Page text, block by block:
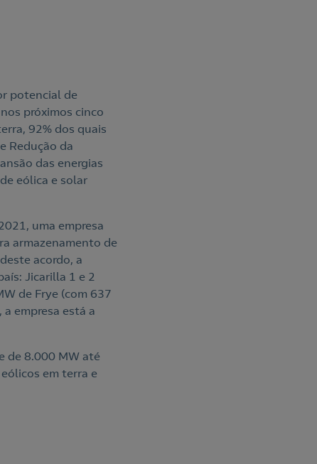
potencial de
próximos cinco
92% dos quais
Redução da
das energias
eólica e solar
uma empresa
armazenamento de
acordo, a
Jicarilla 1 e 2
de Frye (com 637
empresa está a
de 8.000 MW até
em terra e